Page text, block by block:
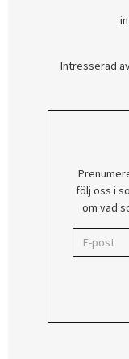
Intresserad
följ oss i
om vad